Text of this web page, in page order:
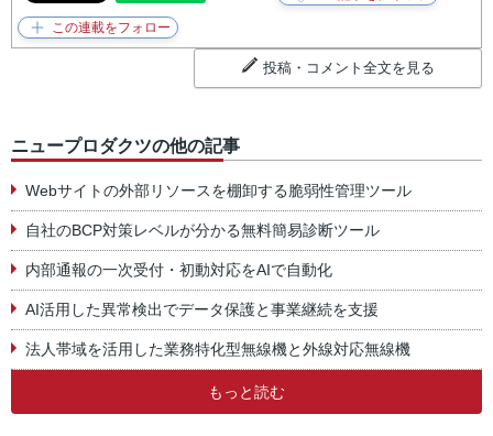
投稿・コメント全文を見る
ニュープロダクツの他の記事
Webサイトの外部リソースを棚卸する脆弱性管理ツール
自社のBCP対策レベルが分かる無料簡易診断ツール
内部通報の一次受付・初動対応をAIで自動化
AI活用した異常検出でデータ保護と事業継続を支援
法人帯域を活用した業務特化型無線機と外線対応無線機
もっと読む